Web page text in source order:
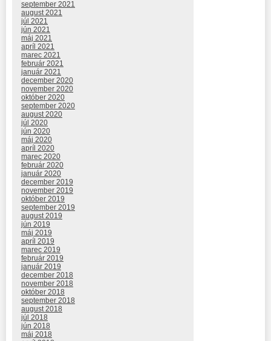
september 2021
august 2021
júl 2021
jún 2021
máj 2021
apríl 2021
marec 2021
február 2021
január 2021
december 2020
november 2020
október 2020
september 2020
august 2020
júl 2020
jún 2020
máj 2020
apríl 2020
marec 2020
február 2020
január 2020
december 2019
november 2019
október 2019
september 2019
august 2019
jún 2019
máj 2019
apríl 2019
marec 2019
február 2019
január 2019
december 2018
november 2018
október 2018
september 2018
august 2018
júl 2018
jún 2018
máj 2018